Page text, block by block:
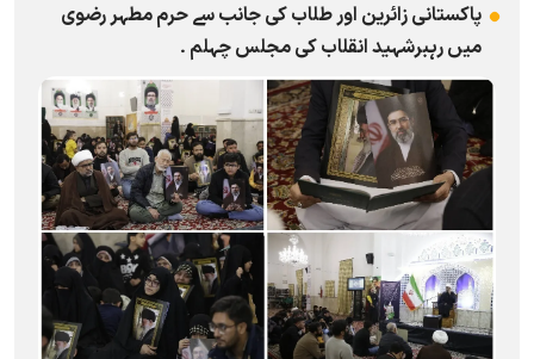
پاکستانی زائرین اور طلاب کی جانب سے حرم مطہر رضوی
ميں رہبرشہید انقلاب کی مجلس چہلم ۔